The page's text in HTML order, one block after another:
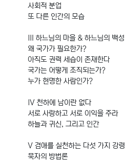
사회적 분업
또 다른 인간의 모습
III 하느님의 마을 & 하느님의 백성
왜 국가가 필요한가?
아직도 권력 세습이 존재한다
국가는 어떻게 조직되는가?
누가 현명한 사람인가?
IV 천하에 남이란 없다
서로 사랑하고 서로 이익을 주라
하늘과 귀신, 그리고 인간
V 겸애를 실천하는 다섯 가지 강령
묵자의 방법론